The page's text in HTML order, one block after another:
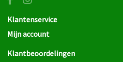
Klantenservice
Mijn account
Klantbeoordelingen